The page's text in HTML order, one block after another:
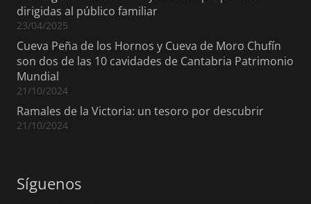
dirigidas al público familiar
23/04/2025
Cueva Peña de los Hornos y Cueva de Moro Chufín
son dos de las 10 cavidades de Cantabria Patrimonio
Mundial
21/10/2024
Ramales de la Victoria: un tesoro por descubrir
21/10/2024
Síguenos